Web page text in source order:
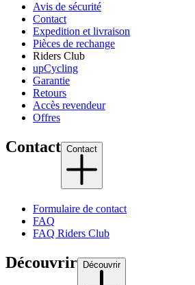
Avis de sécurité
Contact
Expedition et livraison
Pièces de rechange
Riders Club
upCycling
Garantie
Retours
Accès revendeur
Offres
Contact Contact
Formulaire de contact
FAQ
FAQ Riders Club
Découvrir Découvrir